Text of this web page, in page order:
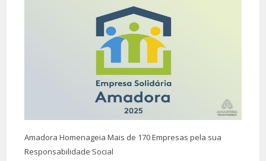
Amadora Homenageia Mais de 170 Empresas pela sua
Responsabilidade Social